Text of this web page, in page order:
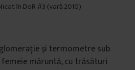
în DoR #3 (vară 2010)
şi termometre sub
măruntă, cu trăsături